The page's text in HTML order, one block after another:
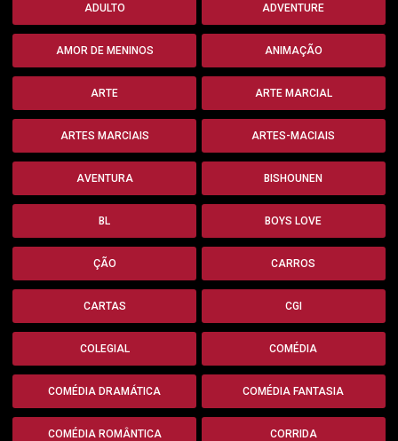
ADULTO ADVENTURE
AMOR DE MENINOS ANIMAÇÃO
ARTE ARTE MARCIAL
ARTES MARCIAIS ARTES-MACIAIS
AVENTURA BISHOUNEN
BL BOYS LOVE
ÇÃO CARROS
CARTAS CGI
COLEGIAL COMÉDIA
COMÉDIA DRAMÁTICA COMÉDIA FANTASIA
COMÉDIA ROMÂNTICA CORRIDA